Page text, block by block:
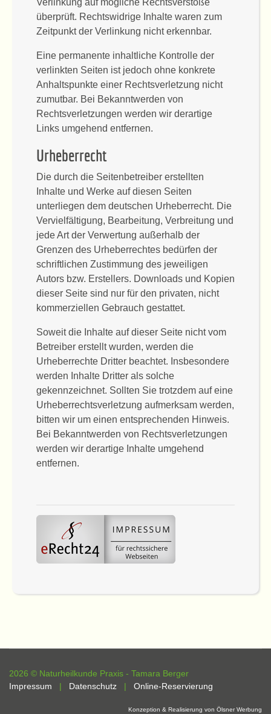
Verlinkung auf mögliche Rechtsverstöße
überprüft. Rechtswidrige Inhalte waren zum
Zeitpunkt der Verlinkung nicht erkennbar.
Eine permanente inhaltliche Kontrolle der
verlinkten Seiten ist jedoch ohne konkrete
Anhaltspunkte einer Rechtsverletzung nicht
zumutbar. Bei Bekanntwerden von
Rechtsverletzungen werden wir derartige
Links umgehend entfernen.
Urheberrecht
Die durch die Seitenbetreiber erstellten
Inhalte und Werke auf diesen Seiten
unterliegen dem deutschen Urheberrecht. Die
Vervielfältigung, Bearbeitung, Verbreitung und
jede Art der Verwertung außerhalb der
Grenzen des Urheberrechtes bedürfen der
schriftlichen Zustimmung des jeweiligen
Autors bzw. Erstellers. Downloads und Kopien
dieser Seite sind nur für den privaten, nicht
kommerziellen Gebrauch gestattet.
Soweit die Inhalte auf dieser Seite nicht vom
Betreiber erstellt wurden, werden die
Urheberrechte Dritter beachtet. Insbesondere
werden Inhalte Dritter als solche
gekennzeichnet. Sollten Sie trotzdem auf eine
Urheberrechtsverletzung aufmerksam werden,
bitten wir um einen entsprechenden Hinweis.
Bei Bekanntwerden von Rechtsverletzungen
werden wir derartige Inhalte umgehend
entfernen.
2026 © Naturheilkunde Praxis - Tamara Berger
Impressum | Datenschutz | Online-Reservierung
Konzeption & Realisierung von Ölsner Werbung